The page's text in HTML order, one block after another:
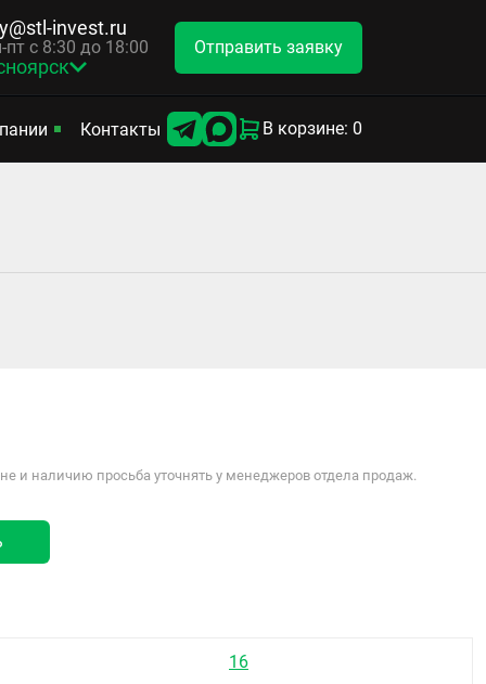
invest.ru
пт с 8:30 до 18:00 Отправить заявку
Контакты В корзине: 0
и наличию просьба уточнять у менеджеров отдела продаж.
16